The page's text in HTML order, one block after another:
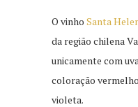
O vinho Santa
da região chilena
unicamente com
coloração
violeta.